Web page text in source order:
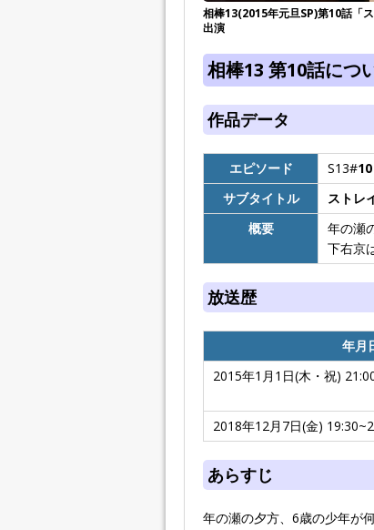
相棒13(2015年元旦SP)第10話「
出演
相棒13 第10話につ
作品データ
エピソード S13#10
サブタイトル
ストレ
概要
年の瀬
下右京
放送歴
年月
2015年1月1日(木・祝)
2018年12月7日(金)
あらすじ
年の瀬の夕方、6歳の少年が